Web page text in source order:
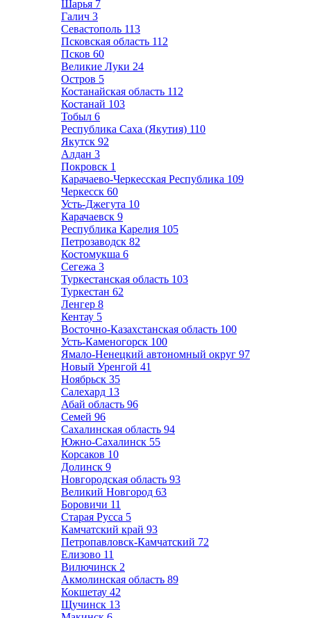
Шарья 7
Галич 3
Севастополь 113
Псковская область 112
Псков 60
Великие Луки 24
Остров 5
Костанайская область 112
Костанай 103
Тобыл 6
Республика Саха (Якутия) 110
Якутск 92
Алдан 3
Покровск 1
Карачаево-Черкесская Республика 109
Черкесск 60
Усть-Джегута 10
Карачаевск 9
Республика Карелия 105
Петрозаводск 82
Костомукша 6
Сегежа 3
Туркестанская область 103
Туркестан 62
Ленгер 8
Кентау 5
Восточно-Казахстанская область 100
Усть-Каменогорск 100
Ямало-Ненецкий автономный округ 97
Новый Уренгой 41
Ноябрьск 35
Салехард 13
Абай область 96
Семей 96
Сахалинская область 94
Южно-Сахалинск 55
Корсаков 10
Долинск 9
Новгородская область 93
Великий Новгород 63
Боровичи 11
Старая Русса 5
Камчатский край 93
Петропавловск-Камчатский 72
Елизово 11
Вилючинск 2
Акмолинская область 89
Кокшетау 42
Щучинск 13